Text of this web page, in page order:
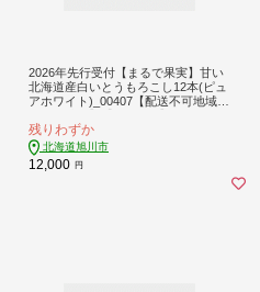
2026年先行受付【まるで果実】甘い
北海道産白いとうもろこし12本(ピュ
アホワイト)_00407【配送不可地域：
残りわずか
北海道旭川市
12,000 円